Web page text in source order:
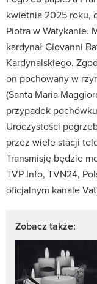
kwietnia 2025 roku,
Piotra w Watykanie.
kardynał Giovanni
Kardynalskiego.
on pochowany w
(Santa Maria
przypadek
Uroczystości
przez wiele stacji
Transmisję będzie
TVP Info, TVN24,
oficjalnym kanale
Zobacz także: